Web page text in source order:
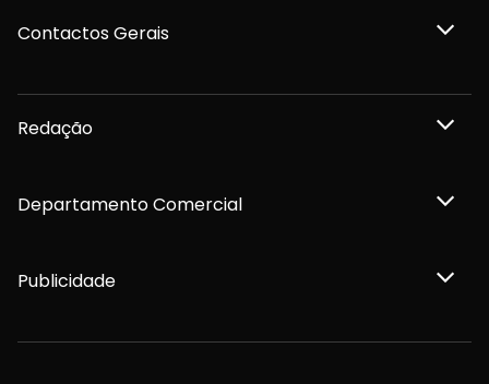
Contactos Gerais
Redação
Departamento Comercial
Publicidade